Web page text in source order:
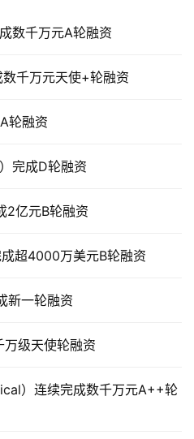
数千万元A轮融资
千万元天使+轮融资
轮融资
完成D轮融资
2亿元B轮融资
超4000万美元B轮融资
新一轮融资
级天使轮融资
）连续完成数千万元A++轮